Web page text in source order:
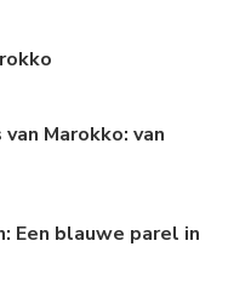
Marokko: van
Een blauwe parel in